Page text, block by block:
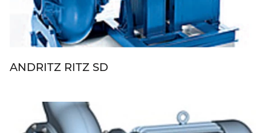
ANDRITZ RITZ SD